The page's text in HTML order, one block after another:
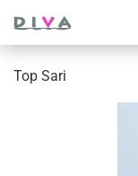
Top Sari